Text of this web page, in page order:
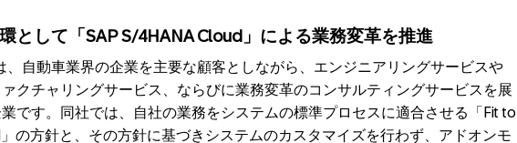
として「SAP S/4HANA Cloud」による業務変革を推進
、自動車業界の企業を主要な顧客としながら、エンジニアリングサービスや
クチャリングサービス、ならびに業務変革のコンサルティングサービスを展
です。同社では、自社の業務をシステムの標準プロセスに適合させる「Fit to
の方針と、その方針に基づきシステムのカスタマイズを行わず、アドオンモ